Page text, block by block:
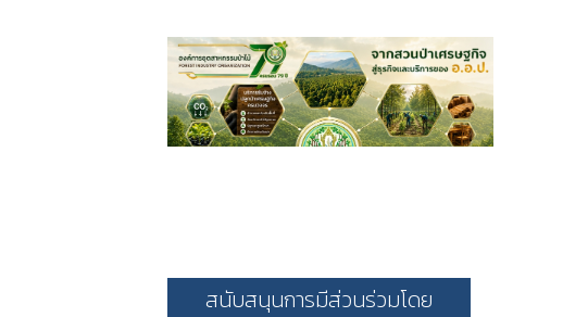
สนับสนุนการมีส่วนร่วมโดย